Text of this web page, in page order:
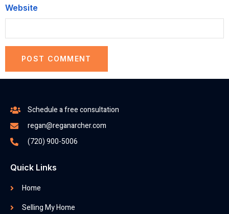
Website
Schedule a free consultation
regan@reganarcher.com
(720) 900-5006
Quick Links
Home
Selling My Home